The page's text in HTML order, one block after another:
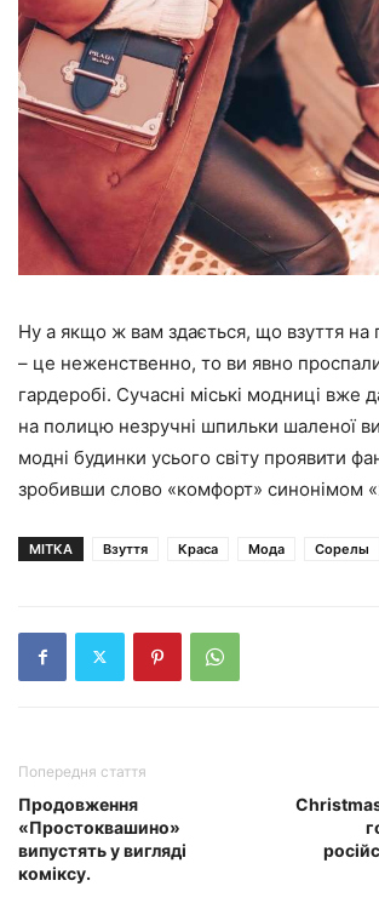
Ну а якщо ж вам здається, що взуття на
– це неженственно, то ви явно
гардеробі. Сучасні міські модниці вже
на полицю незручні шпильки шаленої
модні будинки усього світу проявити
зробивши слово «комфорт» синонімом
МІТКА Взуття Краса Мода Сорелы
Попередня стаття
Продовження
«Простоквашино»
випустять у вигляді
коміксу.